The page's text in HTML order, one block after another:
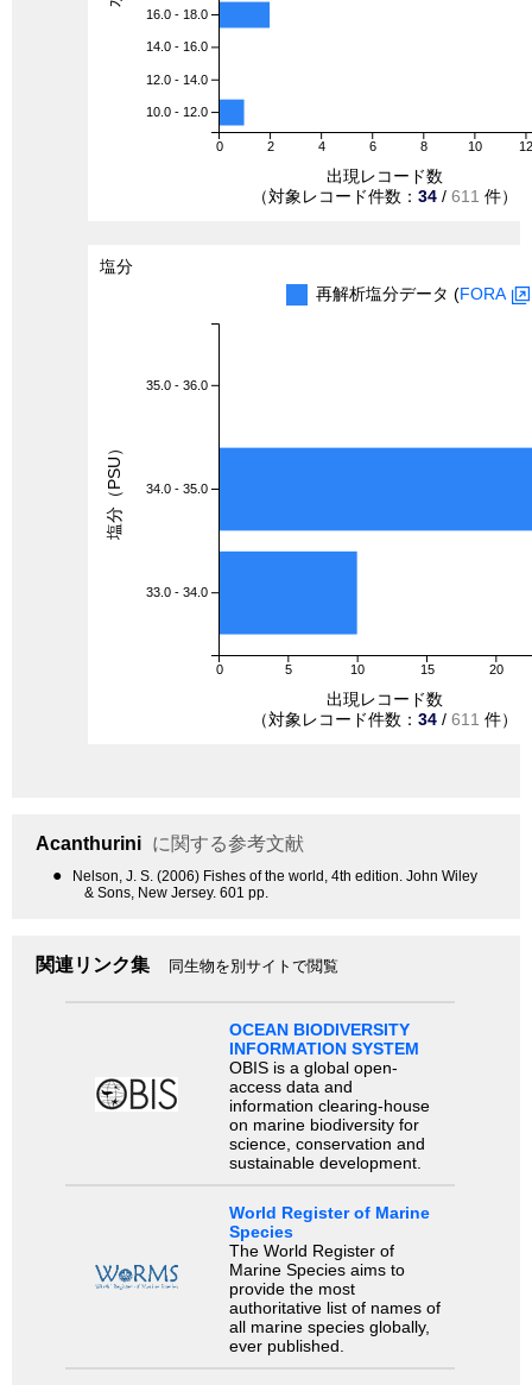
0 2 4 6 8 10 12
16.0 - 18.0
14.0 - 16.0
12.0 - 14.0
10.0 - 12.0
出現レコード数
（対象レコード件数： 34 / 611 件）
塩分
再解析塩分データ (FORA
0 5 10 15 20
35.0 - 36.0
34.0 - 35.0
33.0 - 34.0
出現レコード数
（対象レコード件数： 34 / 611 件）
塩分（PSU）
Acanthurini に関する参考文献
●
Nelson, J. S. (2006) Fishes of the world, 4th edition. John Wiley
& Sons, New Jersey. 601 pp.
関連リンク集 同生物を別サイトで閲覧
OCEAN BIODIVERSITY
INFORMATION SYSTEM
OBIS is a global open-
access data and
information clearing-house
on marine biodiversity for
science, conservation and
sustainable development.
World Register of Marine
Species
The World Register of
Marine Species aims to
provide the most
authoritative list of names of
all marine species globally,
ever published.